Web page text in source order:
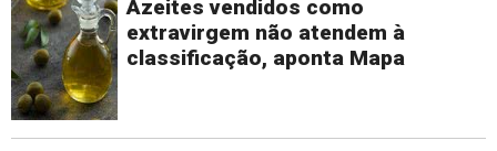
Azeites vendidos como
extravirgem não atendem à
classificação, aponta Mapa